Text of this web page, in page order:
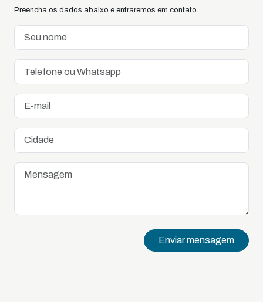
Preencha os dados abaixo e entraremos em contato.
Enviar mensagem